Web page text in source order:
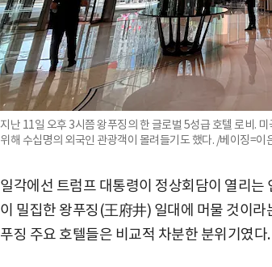
지난 11일 오후 3시쯤 왕푸징의 한 글로벌 5성급 호텔 로비.
위해 수십명의 외국인 관광객이 몰려들기도 했다. /베이징=이
일각에선 트럼프 대통령이 정상회담이 열리
이 밀집한 왕푸징(王府井) 일대에 머물 것이
푸징 주요 호텔들은 비교적 차분한 분위기였다.